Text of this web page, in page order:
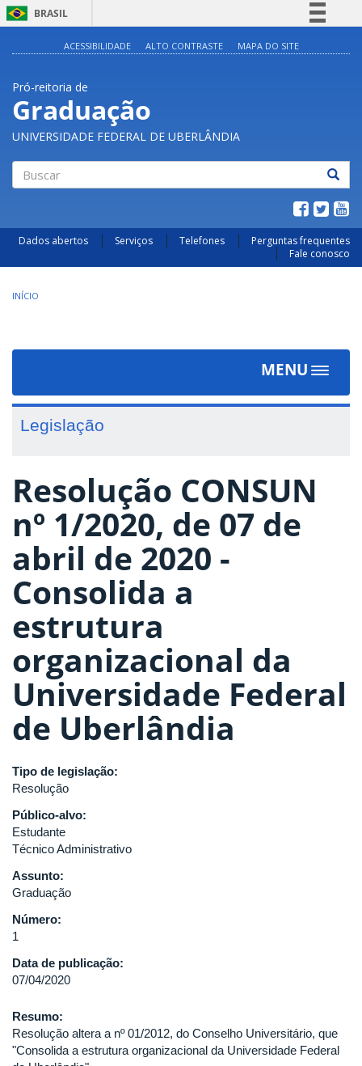
BRASIL
Legislação
Canais
ACESSIBILIDADE ALTO CONTRASTE MAPA DO SITE
Pró-reitoria de
Graduação
UNIVERSIDADE FEDERAL DE UBERLÂNDIA
Dados abertos Serviços Telefones
Perguntas frequentes
Fale conosco
INÍCIO
MENU
Toggle
Legislação
Resolução CONSUN
nº 1/2020, de 07 de
abril de 2020 -
Consolida a
estrutura
organizacional da
Universidade Federal
de Uberlândia
Tipo de legislação:
Resolução
Público-alvo:
Estudante
Técnico Administrativo
Assunto:
Graduação
Número:
1
Data de publicação:
07/04/2020
Resumo:
Resolução altera a nº 01/2012, do Conselho Universitário, que
"Consolida a estrutura organizacional da Universidade Federal